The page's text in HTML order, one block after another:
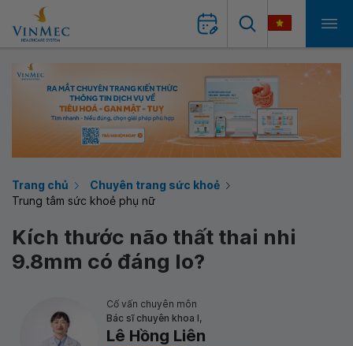
Trang chủ
Chuyên trang sức khoẻ
Trung tâm sức khoẻ phụ nữ
Kích thước não thất thai nhi
9.8mm có đáng lo?
Cố vấn chuyên môn
Bác sĩ chuyên khoa I,
Lê Hồng Liên